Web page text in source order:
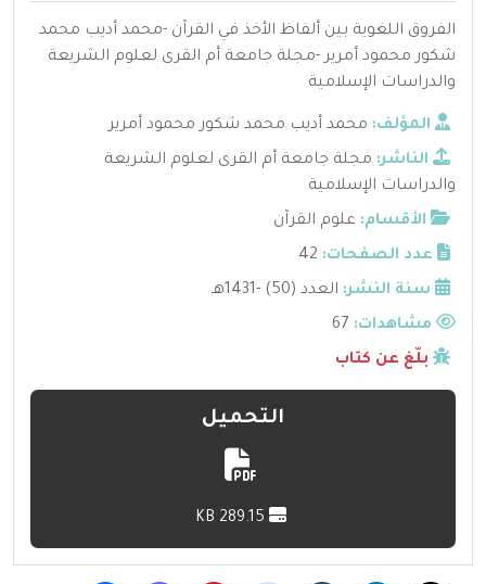
الفروق اللغوية بين ألفاظ الأخذ في القرآن -محمد أديب محمد
شكور محمود أمرير -مجلة جامعة أم القرى لعلوم الشريعة
والدراسات الإسلامية
المؤلف: محمد أديب محمد شكور محمود أمرير
الناشر: مجلة جامعة أم القرى لعلوم الشريعة
والدراسات الإسلامية
الأقسام: علوم القرآن
عدد الصفحات: 42
سنة النشر: العدد (50) -1431هـ
مشاهدات:
بلّغ عن كتاب
التحميل